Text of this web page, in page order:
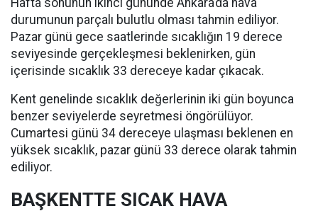
durumunun parçalı bulutlu olması tahmin ediliyor.
Pazar günü gece saatlerinde sıcaklığın 19 derece
seviyesinde gerçekleşmesi beklenirken, gün
içerisinde sıcaklık 33 dereceye kadar çıkacak.
Kent genelinde sıcaklık değerlerinin iki gün boyunca
benzer seviyelerde seyretmesi öngörülüyor.
Cumartesi günü 34 dereceye ulaşması beklenen en
yüksek sıcaklık, pazar günü 33 derece olarak tahmin
ediliyor.
BAŞKENTTE SICAK HAVA